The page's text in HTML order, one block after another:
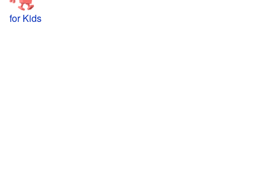
for Kids